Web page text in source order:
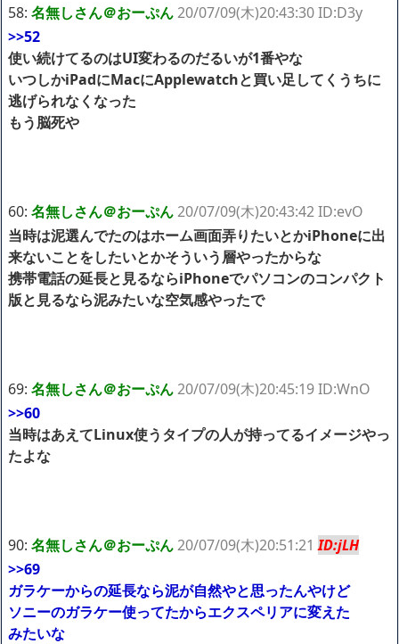
58: 名無しさん＠おーぷん20/07/09(木)20:43:30 ID:D3y
>>52
使い続けてるのはUI変わるのだるいが1番やな
いつしかiPadにMacにApplewatchと買い足してくうちに
逃げられなくなった
もう脳死や
60: 名無しさん＠おーぷん20/07/09(木)20:43:42 ID:evO
当時は泥選んでたのはホーム画面弄りたいとかiPhoneに出
来ないことをしたいとかそういう層やったからな
携帯電話の延長と見るならiPhoneでパソコンのコンパクト
版と見るなら泥みたいな空気感やったで
69: 名無しさん＠おーぷん20/07/09(木)20:45:19 ID:WnO
>>60
当時はあえてLinux使うタイプの人が持ってるイメージやっ
たよな
90: 名無しさん＠おーぷん20/07/09(木)20:51:21ID:jLH
>>69
ガラケーからの延長なら泥が自然やと思ったんやけど
ソニーのガラケー使ってたからエクスペリアに変えた
みたいな